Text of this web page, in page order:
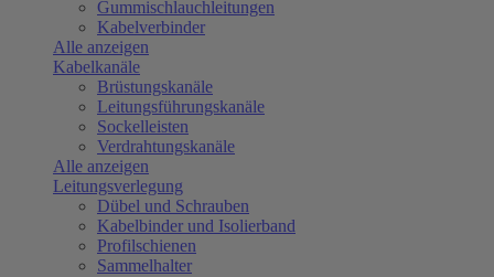
Gummischlauchleitungen
Kabelverbinder
Alle anzeigen
Kabelkanäle
Brüstungskanäle
Leitungsführungskanäle
Sockelleisten
Verdrahtungskanäle
Alle anzeigen
Leitungsverlegung
Dübel und Schrauben
Kabelbinder und Isolierband
Profilschienen
Sammelhalter